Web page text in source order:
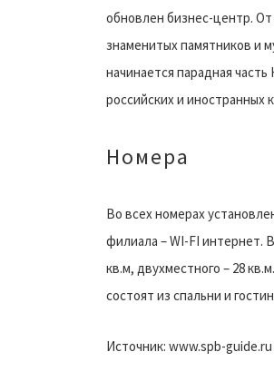
обновлен бизнес-центр.
знаменитых памятников и
начинается парадная
российских и иностранных
Номера
Во всех номерах
филиала – WI-FI интернет.
кв.м, двухместного – 28
состоят из спальни и
Источник: www.spb-guide.ru